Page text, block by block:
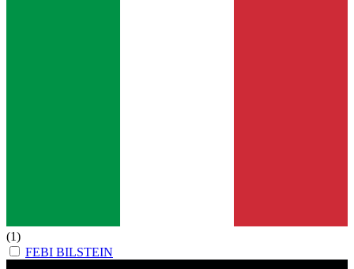
(1)
FEBI BILSTEIN